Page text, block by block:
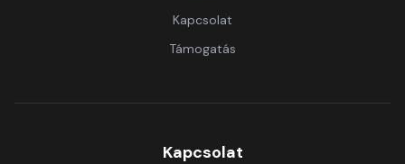
Kapcsolat
Támogatás
Kapcsolat